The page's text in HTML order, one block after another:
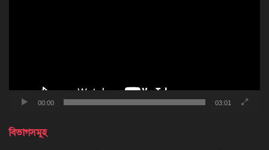
00:00 03:01
বিভাগসমূহ